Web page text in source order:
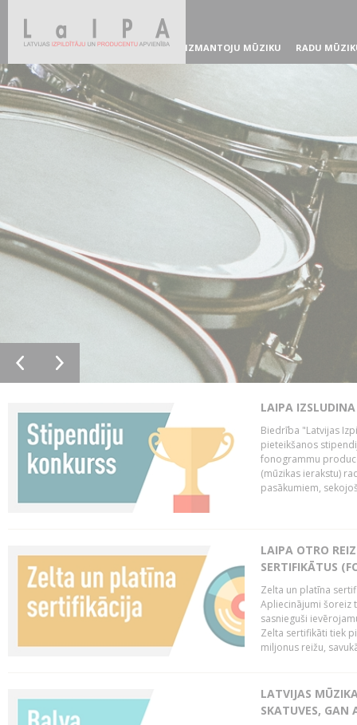
IZMANTOJU MŪZIKU RADU
LAIPA
Biedrība "Latvijas
pieteikšanos
fonogrammu
(mūzikas ierakstu)
pasākumiem,
LAIPA OTRO
SERTIFIKĀTUS
Zelta un platīna
Apliecinājumi šoreiz
sasnieguši
Zelta sertifikāti tiek
miljonus reižu,
LATVIJAS
SKATUVES, GAN